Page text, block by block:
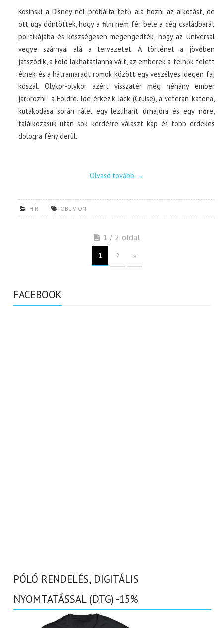
Kosinski a Disney-nél próbálta tető alá hozni az alkotást, de
ott úgy döntöttek, hogy a film nem fér bele a cég családbarát
politikájába és készségesen megengedték, hogy az Universal
vegye szárnyai alá a tervezetet. A történet a jövőben
játszódik, a Föld lakhatatlanná vált, az emberek a felhők felett
élnek és a hátramaradt romok között egy veszélyes idegen faj
kószál. Olykor-olykor azért visszatér még néhány ember
járőrözni a Földre. Ide érkezik Jack (Cruise), a veterán katona,
kutakodása során rálel egy lezuhant űrhajóra és egy nőre,
találkozásuk után sok kérdésre választ kap és több érdekes
dologra fény derül.
Olvasd tovább →
HÍR OBLIVION
1 / 2 oldal
1 2 »
FACEBOOK
PÓLÓ RENDELÉS, DIGITÁLIS
NYOMTATÁSSAL (DTG) -15%